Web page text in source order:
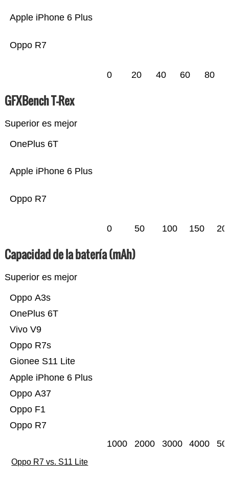
Oppo R7
Apple iPhone 6 Plus
0 20 40 60 80
GFXBench T-Rex
Superior es mejor
Oppo R7
Apple iPhone 6 Plus
OnePlus 6T
0 50 100 150
Capacidad de la batería (mAh)
Superior es mejor
Oppo R7
Oppo F1
Oppo A37
Apple iPhone 6 Plus
Gionee S11 Lite
Oppo R7s
Vivo V9
OnePlus 6T
Oppo A3s
1000 2000 3000 4000
Oppo R7 vs. S11 Lite